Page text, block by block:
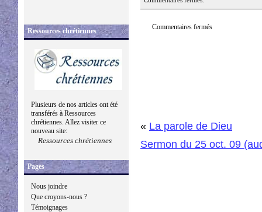
Ressources chrétiennes
Plusieurs de nos articles ont été
transférés à Ressources
chrétiennes. Allez visiter ce
nouveau site:
Ressources chrétiennes
Pages
Nous joindre
Que croyons-nous ?
Témoignages
Commentaires fermés
« La parole de Dieu
Sermon du 25 oct. 09